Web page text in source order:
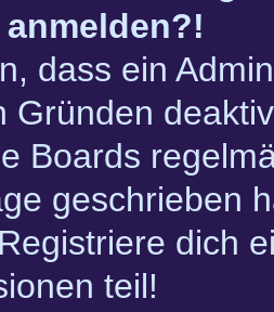
dass ein
Gründen
Boards
geschrieben
dich
teil!